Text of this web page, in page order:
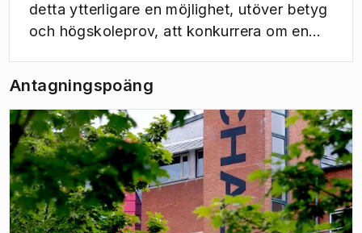
detta ytterligare en möjlighet, utöver betyg
och högskoleprov, att konkurrera om en
Antagningspoäng